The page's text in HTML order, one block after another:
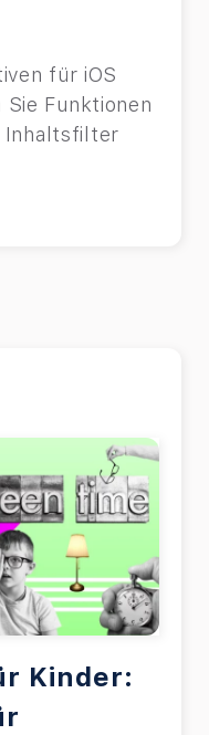
für iOS
Funktionen
Inhaltsfilter
Kinder: